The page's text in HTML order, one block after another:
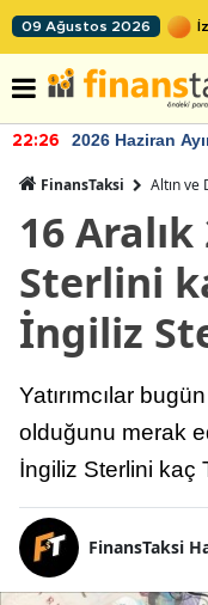
09 Ağustos 2026
22:26 2026 Haziran
FinansTaksi Altın ve
16
Sterlini
İngiliz
Yatırımcılar
olduğunu merak
İngiliz Sterlini kaç
FinansTaksi